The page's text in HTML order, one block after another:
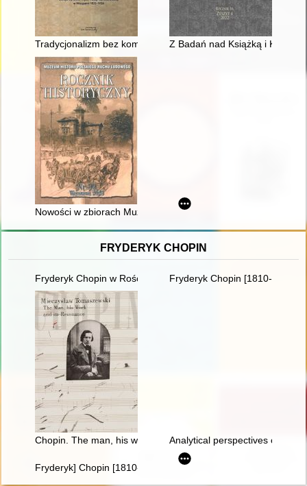
Tradycjonalizm bez kompromisu : dzieje dynastii, myśli i akcji
Z Badań nad Książką i
Nowości w zbiorach Muzeum Historii Polskiego Ruchu
FRYDERYK CHOPIN
Fryderyk Chopin w RościszewieFryderyk Chopin [1810-1849]
Chopin. The man, his work and its resonanceAnalytical perspectives on the
Fryderyk] Chopin [1810-1849]